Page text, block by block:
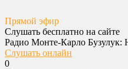
Прямой эфир
Слушать бесплатно на сайте
Радио Монте-Карло Бузулук:
Слушать онлайн
0